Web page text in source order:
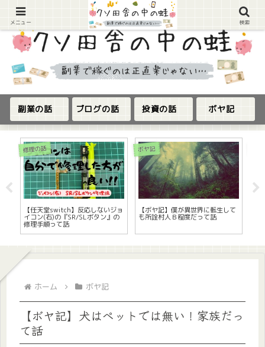
副業の話 ブログの話 投資の話 ボヤ記
修理の話
【任天堂switch】反応しないジョ
イコン(右)の『SR/SLボタン』の
修理手順って話
ボヤ記
【ボヤ記】僕が異世界に転生して
も所詮村人Ｂ程度だって話
ホーム ボヤ記
【ボヤ記】犬はペットでは無い！家族だっ
て話
メニュー 検索